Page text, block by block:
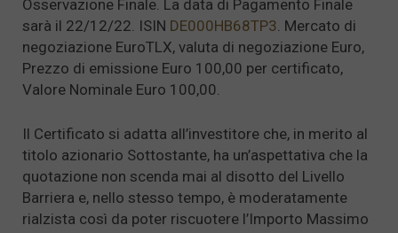
Osservazione Finale. La data di Pagamento Finale
sarà il 22/12/22. ISIN DE000HB68TP3. Mercato di
negoziazione EuroTLX, valuta di negoziazione Euro,
Prezzo di emissione Euro 100,00 per certificato,
Valore Nominale Euro 100,00.
Il Certificato si adatta all’investitore che, in merito al
titolo azionario Sottostante, ha un’aspettativa che la
quotazione non scenda mai al disotto del Livello
Barriera e, nello stesso tempo, è moderatamente
rialzista così da poter riscuotere l’Importo Massimo